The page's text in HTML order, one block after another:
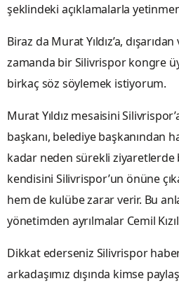
şeklindeki açıklamalarla
Biraz da Murat Yıldız’a,
zamanda bir Silivrispor kongre
birkaç söz söylemek istiyorum.
Murat Yıldız mesaisini
başkanı, belediye başkanından
kadar neden sürekli ziyaretlerde
kendisini Silivrispor’un önüne
hem de kulübe zarar verir. Bu
yönetimden ayrılmalar Cemil
Dikkat ederseniz Silivrispor
arkadaşımız dışında kimse